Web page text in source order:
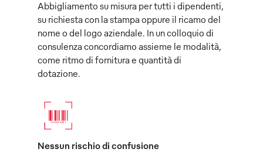
Abbigliamento su misura per tutti i dipendenti,
su richiesta con la stampa oppure il ricamo del
nome o del logo aziendale. In un colloquio di
consulenza concordiamo assieme le modalità,
come ritmo di fornitura e quantità di
dotazione.
Nessun rischio di confusione